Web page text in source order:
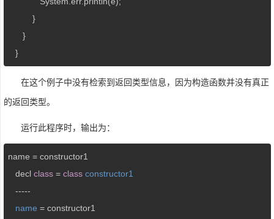
          }
      }
   }
在这个例子中没有检索到返回类型信息，因为构造函数并没有真正
的返回类型。
运行此程序时，输出为：
name = constructor1
   decl
class = class constructor1
   -----
name = constructor1